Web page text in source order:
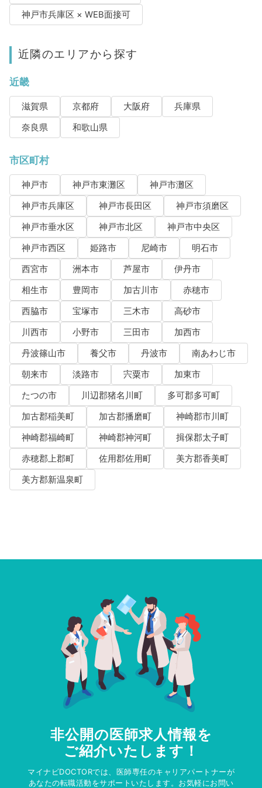
神戸市兵庫区 × WEB面接可
近隣のエリアから探す
近畿
滋賀県 京都府 大阪府
兵庫県
奈良県
和歌山県
市区町村
神戸市 神戸市東灘区
神戸市灘区
神戸市兵庫区
神戸市長田区
神戸市須磨区
神戸市垂水区
神戸市北区
神戸市中央区
神戸市西区
姫路市 尼崎市
明石市
西宮市
洲本市 芦屋市
伊丹市
相生市
豊岡市 加古川市
赤穂市
西脇市
宝塚市 三木市
高砂市
川西市
小野市 三田市
加西市
丹波篠山市
養父市 丹波市
南あわじ市
朝来市
淡路市 宍粟市
加東市
たつの市
川辺郡猪名川町
多可郡多可町
加古郡稲美町
加古郡播磨町
神崎郡市川町
神崎郡福崎町
神崎郡神河町
揖保郡太子町
赤穂郡上郡町
佐用郡佐用町
美方郡香美町
美方郡新温泉町
非公開の医師求人情報を
ご紹介いたします！
マイナビDOCTORでは、医師専任のキャリアパートナーが
あなたの転職活動をサポートいたします。お気軽にお問い